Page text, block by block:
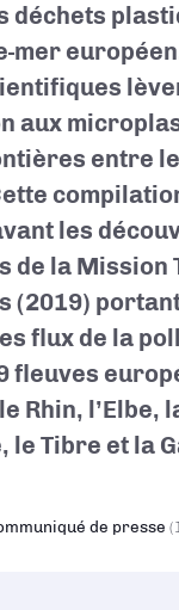
déchets
mer
aux
entre
les
de la Mission
(2019)
flux de la
fleuves
Rhin, l’Elbe,
le Tibre et la
de presse